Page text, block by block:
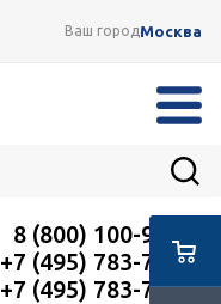
Ваш городМосква
8 (800) 100-91-12
+7 (495) 783-72-87
+7 (495) 783-72-87